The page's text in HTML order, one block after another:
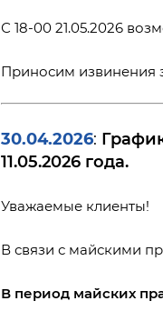
С 18-00 21.05.2026
Приносим извинения
30.04.2026:
11.05.2026 года.
Уважаемые клиенты!
В связи с майскими
В период майских